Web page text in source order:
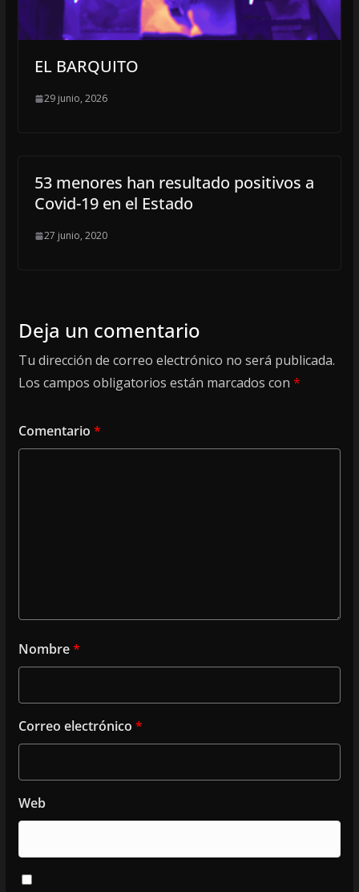
EL BARQUITO
29 junio, 2026
53 menores han resultado positivos a
Covid-19 en el Estado
27 junio, 2020
Deja un comentario
Tu dirección de correo electrónico no será publicada.
Los campos obligatorios están marcados con *
Comentario *
Nombre*
Correo electrónico *
Web